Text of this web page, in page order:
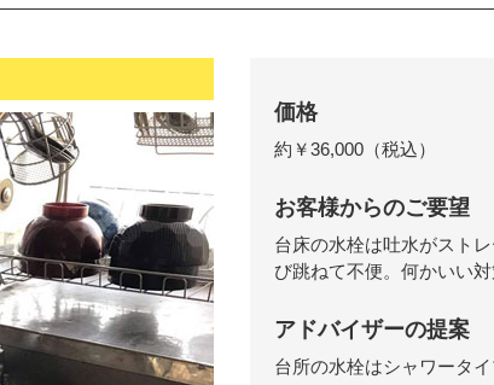
価格
約￥36,000（税込）
お客様からのご要望
台床の水栓は吐水がスト
び跳ねて不便。何かいい対
アドバイザーの提案
台所の水栓はシャワータ